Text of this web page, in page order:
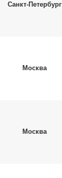
Санкт-Петербург
Москва
Москва